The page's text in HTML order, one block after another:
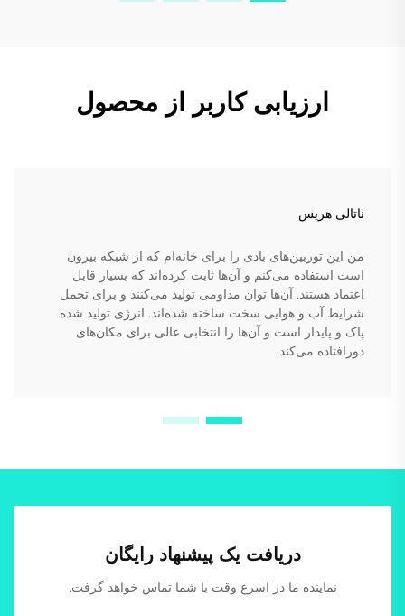
ارزیابی کاربر از محصول
ناتالی هریس
من این توربین‌های بادی را برای خانه‌ام که از شبکه بیرون
است استفاده می‌کنم و آن‌ها ثابت کرده‌اند که بسیار قابل
اعتماد هستند. آن‌ها توان مداومی تولید می‌کنند و برای تحمل
شرایط آب و هوایی سخت ساخته شده‌اند. انرژی تولید شده
پاک و پایدار است و آن‌ها را انتخابی عالی برای مکان‌های
دورافتاده می‌کند.
دریافت یک پیشنهاد رایگان
نماینده ما در اسرع وقت با شما تماس خواهد گرفت.